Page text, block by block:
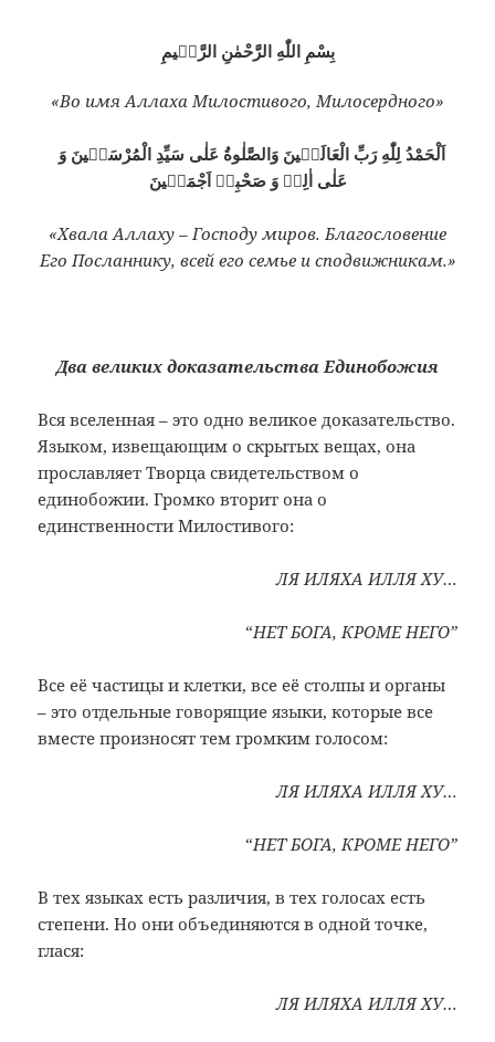
بِسْمِ اللّٰهِ الرَّحْمٰنِ الرَّحٖيمِ
«Во имя Аллаха Милостивого, Милосердного»
اَلْحَمْدُ لِلّٰهِ رَبِّ الْعَالَمٖينَ وَالصَّلٰوةُ عَلٰى سَيِّدِ الْمُرْسَلٖينَ وَ
عَلٰى اٰلِهٖ وَ صَحْبِهٖ اَجْمَعٖينَ
«Хвала Аллаху – Господу миров. Благословение
Его Посланнику, всей его семье и сподвижникам.»
Два великих доказательства Единобожия
Вся вселенная – это одно великое доказательство.
Языком, извещающим о скрытых вещах, она
прославляет Творца свидетельством о
единобожии. Громко вторит она о
единственности Милостивого:
ЛЯ ИЛЯХА ИЛЛЯ ХУ…
“НЕТ БОГА, КРОМЕ НЕГО”
Все её частицы и клетки, все её столпы и органы
– это отдельные говорящие языки, которые все
вместе произносят тем громким голосом:
ЛЯ ИЛЯХА ИЛЛЯ ХУ…
“НЕТ БОГА, КРОМЕ НЕГО”
В тех языках есть различия, в тех голосах есть
степени. Но они объединяются в одной точке,
глася:
ЛЯ ИЛЯХА ИЛЛЯ ХУ…